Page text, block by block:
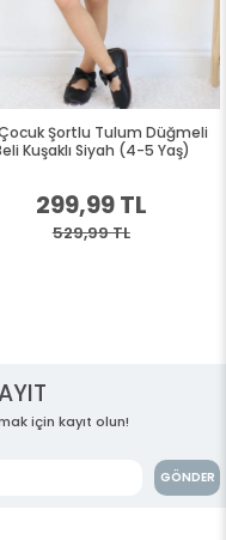
Çocuk Şortlu Tulum Düğmeli
Kuşaklı Siyah (4-5 Yaş)
299,99 TL
529,99 TL
için kayıt olun!
GÖNDER